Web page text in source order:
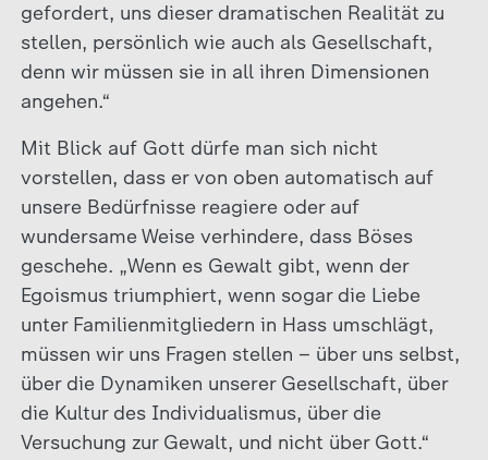
gefordert, uns dieser dramatischen Realität zu
stellen, persönlich wie auch als Gesellschaft,
denn wir müssen sie in all ihren Dimensionen
angehen.“
Mit Blick auf Gott dürfe man sich nicht
vorstellen, dass er von oben automatisch auf
unsere Bedürfnisse reagiere oder auf
wundersame Weise verhindere, dass Böses
geschehe. „Wenn es Gewalt gibt, wenn der
Egoismus triumphiert, wenn sogar die Liebe
unter Familienmitgliedern in Hass umschlägt,
müssen wir uns Fragen stellen – über uns selbst,
über die Dynamiken unserer Gesellschaft, über
die Kultur des Individualismus, über die
Versuchung zur Gewalt, und nicht über Gott.“